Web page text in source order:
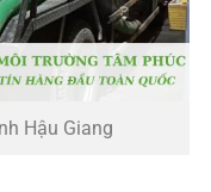
Hậu Giang